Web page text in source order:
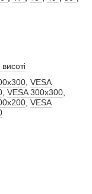
VESA
VESA 300x300
VESA